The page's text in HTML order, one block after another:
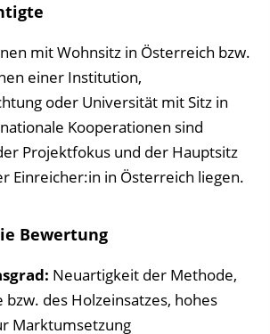
mit Wohnsitz in Österreich bzw.
einer Institution,
oder Universität mit Sitz in
Kooperationen sind
Projektfokus und der Hauptsitz
Einreicher:in in Österreich liegen.
Bewertung
Neuartigkeit der Methode,
bzw. des Holzeinsatzes, hohes
Marktumsetzung